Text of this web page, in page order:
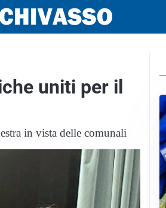
uniti per il
in vista delle comunali